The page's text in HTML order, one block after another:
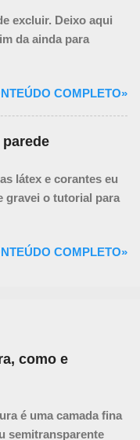
excluir. Deixo aqui
da ainda para
COMPLETO»
látex e corantes eu
gravei o tutorial para
COMPLETO»
como e
é uma camada fina
semitransparente